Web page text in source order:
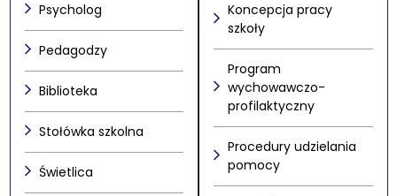
Psycholog
Pedagodzy
Biblioteka
Stołówka szkolna
Świetlica
Koncepcja pracy
szkoły
Program
wychowawczo-
profilaktyczny
Procedury udzielania
pomocy